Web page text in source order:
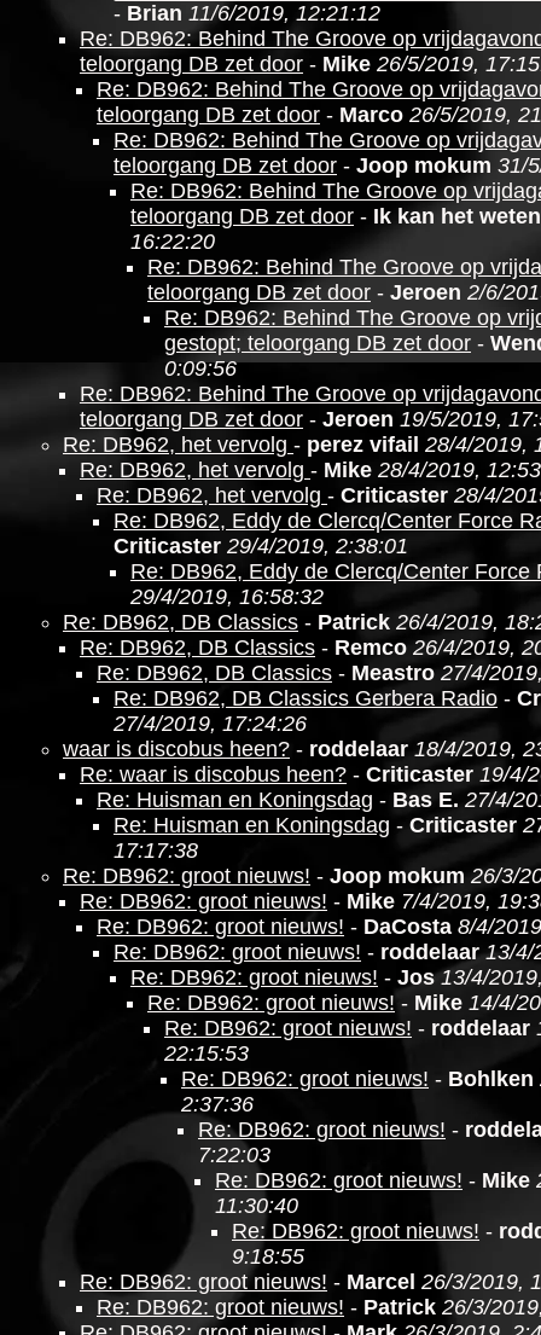
- Brian 11/6/2019, 12:21:12
Re: DB962: Behind The Groove op
teloorgang DB zet door - Mike 26/5/2019,
Re: DB962: Behind The Groove op
teloorgang DB zet door - Marco 26/5/2019,
Re: DB962: Behind The Groove op
teloorgang DB zet door - Joop mokum 31/
Re: DB962: Behind The Groove op
teloorgang DB zet door - Ik kan het weten
16:22:20
Re: DB962: Behind The Groove op
teloorgang DB zet door - Jeroen 2/6/
Re: DB962: Behind The Groove op
gestopt; teloorgang DB zet door -
0:09:56
Re: DB962: Behind The Groove op
teloorgang DB zet door - Jeroen 19/5/2019,
Re: DB962, het vervolg - perez vifail 28/4/2019,
Re: DB962, het vervolg - Mike 28/4/2019,
Re: DB962, het vervolg - Criticaster 28/4/
Re: DB962, Eddy de Clercq/Center Force
Criticaster 29/4/2019, 2:38:01
Re: DB962, Eddy de Clercq/Center Force
29/4/2019, 16:58:32
Re: DB962, DB Classics - Patrick 26/4/2019,
Re: DB962, DB Classics - Remco 26/4/2019,
Re: DB962, DB Classics - Meastro 27/4/
Re: DB962, DB Classics Gerbera Radio -
27/4/2019, 17:24:26
waar is discobus heen? - roddelaar 18/4/2019,
Re: waar is discobus heen? - Criticaster 19/4/
Re: Huisman en Koningsdag - Bas E. 27/4/
Re: Huisman en Koningsdag - Criticaster
17:17:38
Re: DB962: groot nieuws! - Joop mokum 26/3/
Re: DB962: groot nieuws! - Mike 7/4/2019,
Re: DB962: groot nieuws! - DaCosta 8/4/
Re: DB962: groot nieuws! - roddelaar 13/4/
Re: DB962: groot nieuws! - Jos 13/4/
Re: DB962: groot nieuws! - Mike 14/4/
Re: DB962: groot nieuws! - roddelaar
22:15:53
Re: DB962: groot nieuws! - Bohlken
2:37:36
Re: DB962: groot nieuws! -
7:22:03
Re: DB962: groot nieuws! - Mike
11:30:40
Re: DB962: groot nieuws! -
9:18:55
Re: DB962: groot nieuws! - Marcel 26/3/2019,
Re: DB962: groot nieuws! - Patrick 26/3/